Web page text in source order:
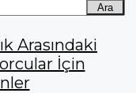
Ara
Arasındaki
İçin